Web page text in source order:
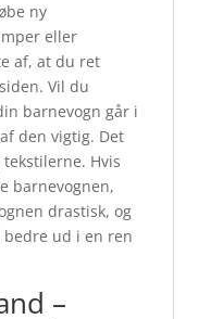
ny
eller
af, at du ret
Vil du
barnevogn går i
den vigtig. Det
Hvis
barnevognen,
drastisk, og
ud i en ren
–